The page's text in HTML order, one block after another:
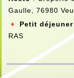
Gaulle, 76980
♦ Petit
RAS